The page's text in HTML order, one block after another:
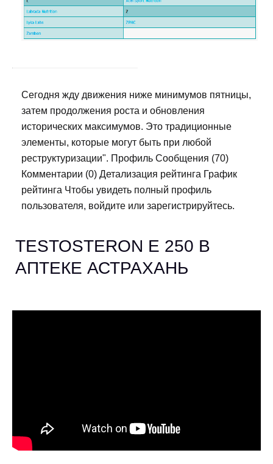
Сегодня жду движения ниже минимумов пятницы,
затем продолжения роста и обновления
исторических максимумов. Это традиционные
элементы, которые могут быть при любой
реструктуризации". Профиль Сообщения (70)
Комментарии (0) Детализация рейтинга График
рейтинга Чтобы увидеть полный профиль
пользователя, войдите или зарегистрируйтесь.
TESTOSTERON E 250 В
АПТЕКЕ АСТРАХАНЬ